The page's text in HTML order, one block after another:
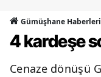
Gümüşhane Haberleri
4 kardeşe
Cenaze dönüşü